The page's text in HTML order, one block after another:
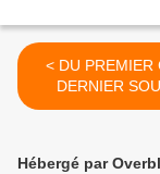
< DU PREMIER CRI AU
DERNIER
Première partie : Une vie
Hébergé par